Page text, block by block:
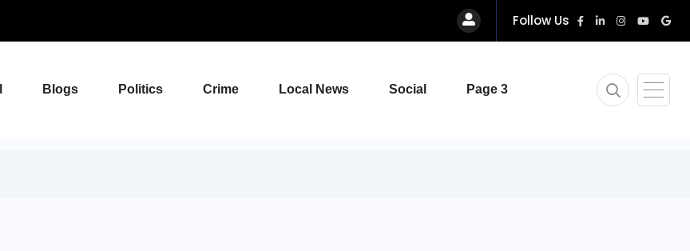
Follow Us
Blogs Politics Crime Local News Social Page 3